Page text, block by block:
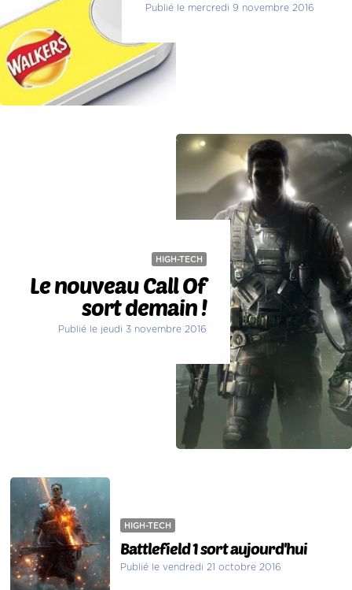
Publié le mercredi 9 novembre 2016
HIGH-TECH
Le nouveau Call Of
sort demain !
Publié le jeudi 3 novembre 2016
HIGH-TECH
Battlefield 1 sort aujourd'hui
Publié le vendredi 21 octobre 2016